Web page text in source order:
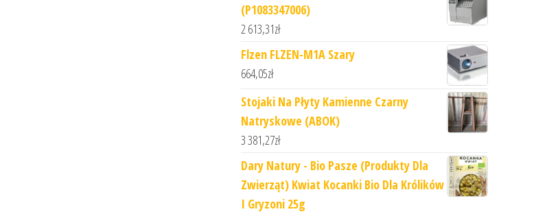
(P1083347006)
2 613,31zł
Flzen FLZEN-M1A Szary
664,05zł
Stojaki Na Płyty Kamienne Czarny
Natryskowe (ABOK)
3 381,27zł
Dary Natury - Bio Pasze (Produkty Dla
Zwierząt) Kwiat Kocanki Bio Dla Królików
I Gryzoni 25g